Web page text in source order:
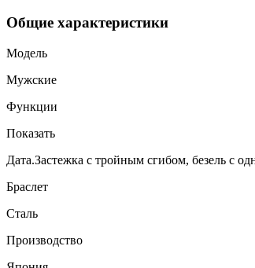
Общие характеристики
Модель
Мужские
Функции
Показать
Дата.Застежка с тройным сгибом, безель с
Браслет
Сталь
Производство